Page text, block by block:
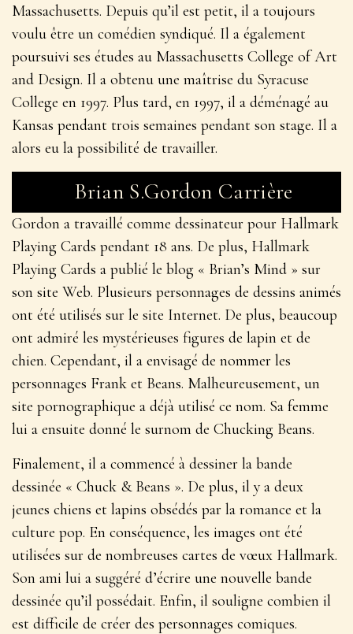
Massachusetts. Depuis qu’il est petit, il a toujours
voulu être un comédien syndiqué. Il a également
poursuivi ses études au Massachusetts College of Art
and Design. Il a obtenu une maîtrise du Syracuse
College en 1997. Plus tard, en 1997, il a déménagé au
Kansas pendant trois semaines pendant son stage. Il a
alors eu la possibilité de travailler.
Brian S.Gordon Carrière
Gordon a travaillé comme dessinateur pour Hallmark
Playing Cards pendant 18 ans. De plus, Hallmark
Playing Cards a publié le blog « Brian’s Mind » sur
son site Web. Plusieurs personnages de dessins animés
ont été utilisés sur le site Internet. De plus, beaucoup
ont admiré les mystérieuses figures de lapin et de
chien. Cependant, il a envisagé de nommer les
personnages Frank et Beans. Malheureusement, un
site pornographique a déjà utilisé ce nom. Sa femme
lui a ensuite donné le surnom de Chucking Beans.
Finalement, il a commencé à dessiner la bande
dessinée « Chuck & Beans ». De plus, il y a deux
jeunes chiens et lapins obsédés par la romance et la
culture pop. En conséquence, les images ont été
utilisées sur de nombreuses cartes de vœux Hallmark.
Son ami lui a suggéré d’écrire une nouvelle bande
dessinée qu’il possédait. Enfin, il souligne combien il
est difficile de créer des personnages comiques.